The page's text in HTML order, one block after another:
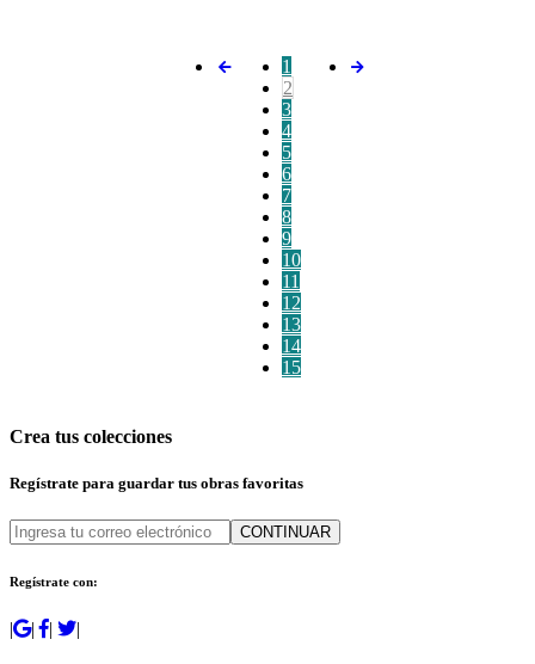
1
2
3
4
5
6
7
8
9
10
11
12
13
14
15
Crea tus colecciones
Regístrate para guardar tus obras favoritas
CONTINUAR
Regístrate con:
| | | |